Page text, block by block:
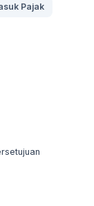
Pajak